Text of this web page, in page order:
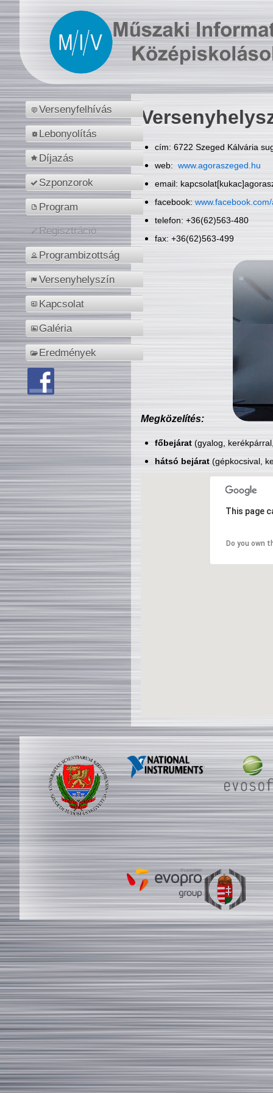
Versenyfelhívás
Lebonyolítás
Díjazás
Szponzorok
Program
Regisztráció
Programbizottság
Versenyhelyszín
Kapcsolat
Galéria
Eredmények
cím: 6722 Szeged Kálvária
web: www.agoraszeged.hu
email:
facebook:
telefon: +36(62)563-480
fax: +36(62)563-499
Megközelítés:
főbejárat(gyalog,
hátsó bejárat(gépkocsival,
This page
Do you own